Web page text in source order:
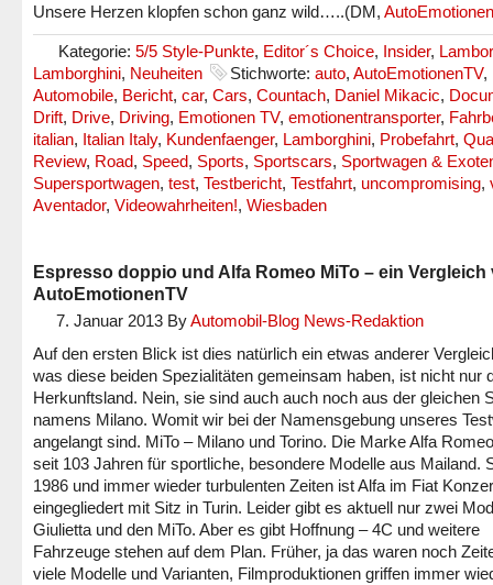
Unsere Herzen klopfen schon ganz wild…..(DM,
Kategorie: 5/5 Style-Punkte, Editor´s Choice, Insider,
Lamborghini, Neuheiten Stichworte: auto, AutoEmotionenTV,
Automobile, Bericht, car, Cars, Countach, Daniel Mikacic,
Drift, Drive, Driving, Emotionen TV, emotionentransporter,
italian, Italian Italy, Kundenfaenger, Lamborghini, Probefahrt,
Review, Road, Speed, Sports, Sportscars, Sportwagen &
Supersportwagen, test, Testbericht, Testfahrt, uncompromising,
Aventador, Videowahrheiten!, Wiesbaden
Espresso doppio und Alfa Romeo MiTo – ein Vergleich
AutoEmotionenTV
7. Januar 2013 ByAutomobil-Blog News-Redaktion
Auf den ersten Blick ist dies natürlich ein etwas anderer
was diese beiden Spezialitäten gemeinsam haben, ist nicht nur
Herkunftsland. Nein, sie sind auch auch noch aus der gleichen
namens Milano. Womit wir bei der Namensgebung unseres
angelangt sind. MiTo – Milano und Torino. Die Marke Alfa
seit 103 Jahren für sportliche, besondere Modelle aus Mailand.
1986 und immer wieder turbulenten Zeiten ist Alfa im Fiat
eingegliedert mit Sitz in Turin. Leider gibt es aktuell nur zwei
Giulietta und den MiTo. Aber es gibt Hoffnung – 4C und weitere
Fahrzeuge stehen auf dem Plan. Früher, ja das waren noch
viele Modelle und Varianten, Filmproduktionen griffen immer